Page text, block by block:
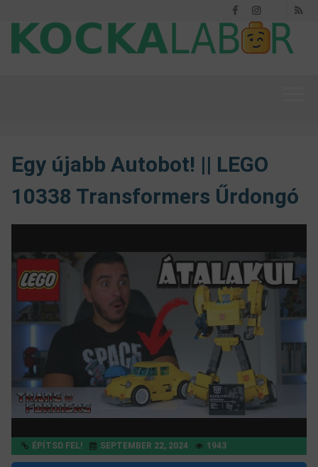
FacebookInstagram
Threads
Egy újabb Autobot! || LEGO
10338 Transformers Űrdongó
ÉPÍTSD FEL! SEPTEMBER 22, 2024 1943